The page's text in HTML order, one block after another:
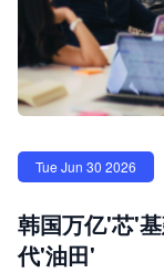
Tue Jun 30 2026
韩国万亿'芯'
代'油田'